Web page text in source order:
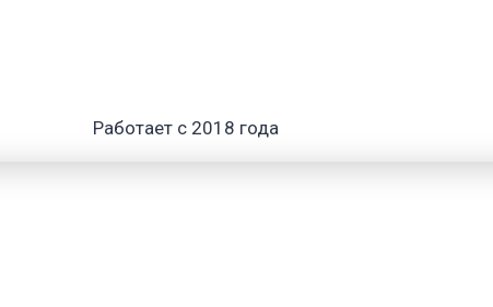
Работает с 2018 года